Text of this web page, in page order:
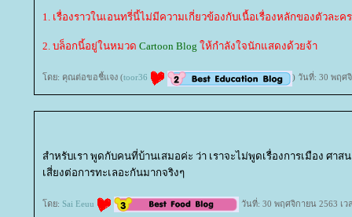
1. เรื่องราวในเอนทรี่นี้ไม่มีความเกี่ยวข้องกับเนื้อเรื่องหลักของตัวละค
2. บล็อกนี้อยู่ในหมวด Cartoon Blog ห้กำลังใจนักแสดงด้วยจ้า
ดย: คุณต่อขอชี้แจง (toor36 ) วันที่: 30 พฤศ
สำหรับเรา พูดกับคนที่บ้านเสมอค่ะ ว่า เราจะไม่พูดเรื่องการเมือง ศาส
เสี่ยงต่อการทะเลอะกันมากจริงๆ
ดย: Sai Eeuu วันที่: 30 พฤศจิกายน 2563 เว